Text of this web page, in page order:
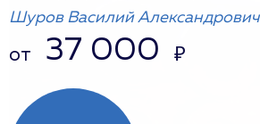
Шуров Василий Александрович
от 37 000 ₽